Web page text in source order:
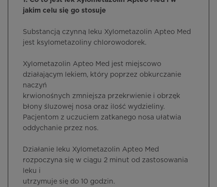
jakim celu się go stosuje
Substancją czynną leku Xylometazolin Apteo Med
jest ksylometazoliny chlorowodorek.
Xylometazolin Apteo Med jest miejscowo
działającym lekiem, który poprzez obkurczanie
naczyń
krwionośnych zmniejsza przekrwienie i obrzęk
błony śluzowej nosa oraz ilość wydzieliny.
Pacjentom z uczuciem zatkanego nosa ułatwia
oddychanie przez nos.
Działanie leku Xylometazolin Apteo Med
rozpoczyna się w ciągu 2 minut od zastosowania
leku i
utrzymuje się do 10 godzin.